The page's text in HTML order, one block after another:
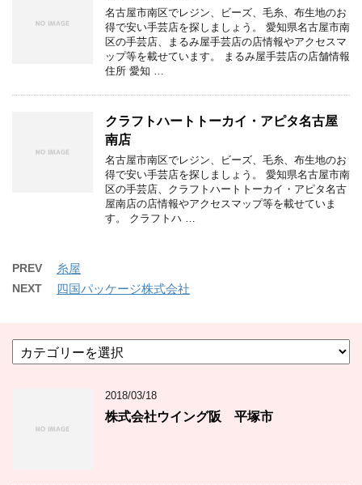
名古屋市南区でレジン、ビーズ、毛糸、布生地のお
得で安い手芸店を探しましょう。 愛知県名古屋市南
区の手芸店、まるみ屋手芸店の店情報やアクセスマ
ップ等を載せています。 まるみ屋手芸店の店舗情報
住所 愛知 …
クラフトハートトーカイ・アピタ名古屋
南店
名古屋市南区でレジン、ビーズ、毛糸、布生地のお
得で安い手芸店を探しましょう。 愛知県名古屋市南
区の手芸店、クラフトハートトーカイ・アピタ名古
屋南店の店情報やアクセスマップ等を載せていま
す。 クラフトハ …
PREV 糸屋
NEXT 四国パッケージ株式会社
テ
2018/03/18
株式会社ウイング阪 平塚市